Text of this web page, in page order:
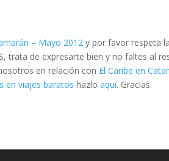
– Mayo 2012 y por favor respeta
trata de expresarte bien y no faltes al
en relación con El Caribe en
en viajes baratos hazloaquí. Gracias.